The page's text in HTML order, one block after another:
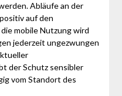
Abläufe an der
auf den
mobile Nutzung wird
jederzeit ungezwungen
der Schutz sensibler
vom Standort des